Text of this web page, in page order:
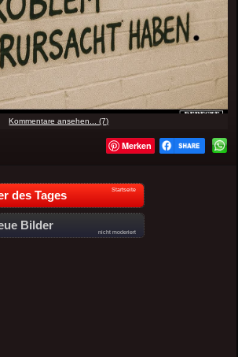
Kommentare ansehen... (7)
Merken
des Tages Startseite
Bilder
nicht moderiert